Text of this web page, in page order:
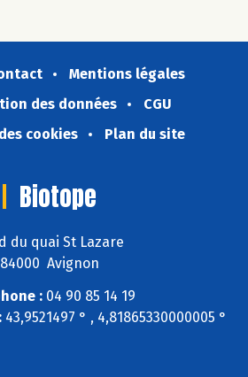
Mentions légales
des données
CGU
cookies
Plan du site
Biotope
du quai St Lazare
84000 Avignon
: 04 90 85 14 19
43,9521497 ° , 4,81865330000005 °